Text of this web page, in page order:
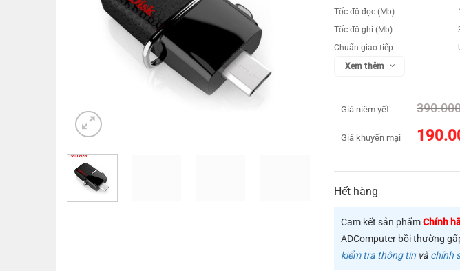
Tốc độ đọc (Mb)
Tốc độ ghi (Mb)
Chuẩn giao tiếp
Tương thích
Xem thêm
Giá niêm yết
Giá khuyến mại
Hết hàng
Cam kết sản phẩmChính
ADComputer bồi thường
kiểm tra thông tin và chính